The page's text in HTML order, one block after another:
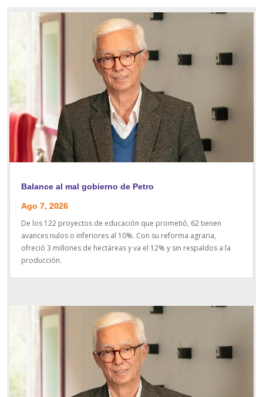
Balance al mal gobierno de Petro
Ago 7, 2026
De los 122 proyectos de educación que prometió, 62 tienen
avances nulos o inferiores al 10%. Con su reforma agraria,
ofreció 3 millones de hectáreas y va el 12% y sin respaldos a la
producción.